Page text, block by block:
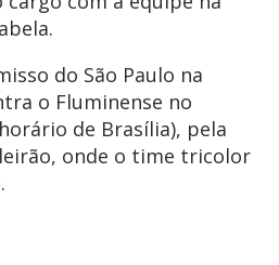
do São Paulo na
o Fluminense no
de Brasília), pela
onde o time tricolor